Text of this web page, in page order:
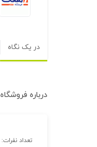
در یک نگاه
درباره
تعداد نفرات: